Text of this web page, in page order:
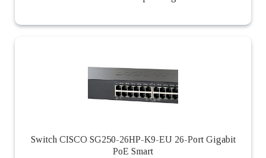
Switch CISCO SG250-26HP-K9-EU 26-Port Gigabit
PoE Smart